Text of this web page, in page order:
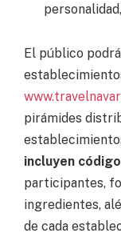
El público
pirámides
incluyen
participantes,
ingredientes,
de cada